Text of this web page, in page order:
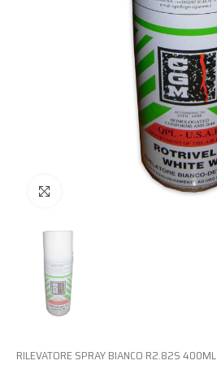
RILEVATORE SPRAY BIANCO R2.82S 400ML